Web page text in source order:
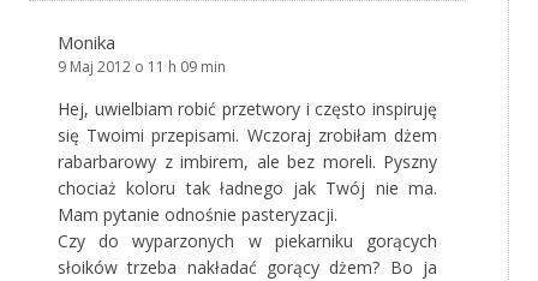
Monika
9 Maj 2012 o 11 h 09 min
Hej, uwielbiam robić przetwory i często inspiruję
się Twoimi przepisami. Wczoraj zrobiłam dżem
rabarbarowy z imbirem, ale bez moreli. Pyszny
chociaż koloru tak ładnego jak Twój nie ma.
Mam pytanie odnośnie pasteryzacji.
Czy do wyparzonych w piekarniku gorących
słoików trzeba nakładać gorący dżem? Bo ja